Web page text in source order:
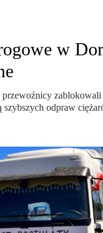
w
zablokowali
odpraw